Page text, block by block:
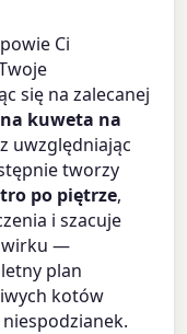
Ci
się na zalecanej
kuweta na
uwzględniając
tworzy
po piętrze,
i szacuje
—
plan
kotów